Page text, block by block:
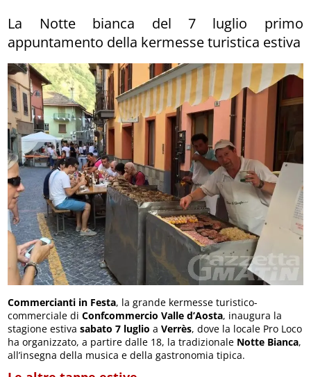
La Notte bianca del 7 luglio primo
appuntamento della kermesse turistica estiva
Commercianti in Festa, la grande kermesse turistico-
commerciale diConfcommercio Valle d’Aosta, inaugura la
stagione estivasabato 7 luglio aVerrès, dove la locale Pro Loco
ha organizzato, a partire dalle 18, la tradizionale Notte Bianca,
all’insegna della musica e della gastronomia tipica.